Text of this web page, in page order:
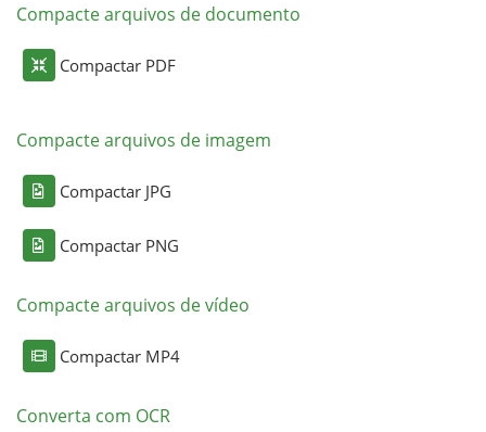
Compacte arquivos de documento
Compactar PDF
Compacte arquivos de imagem
Compactar JPG
Compactar PNG
Compacte arquivos de vídeo
Compactar MP4
Converta com OCR